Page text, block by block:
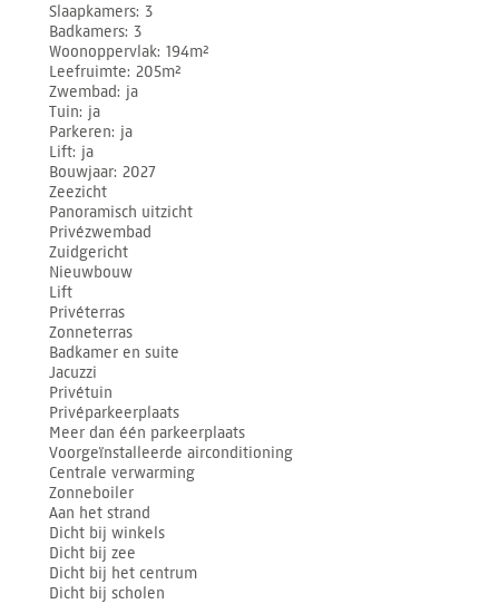
Slaapkamers 3
Badkamers 3
Woonoppervlak 194m²
Leefruimte 205m²
Zwembad ja
Tuin ja
Parkeren ja
Lift ja
Bouwjaar 2027
Zeezicht
Panoramisch uitzicht
Privézwembad
Zuidgericht
Nieuwbouw
Lift
Privéterras
Zonneterras
Badkamer en suite
Jacuzzi
Privétuin
Privéparkeerplaats
Meer dan één parkeerplaats
Voorgeïnstalleerde airconditioning
Centrale verwarming
Zonneboiler
Aan het strand
Dicht bij winkels
Dicht bij zee
Dicht bij het centrum
Dicht bij scholen